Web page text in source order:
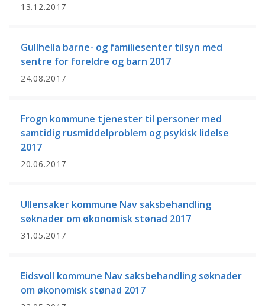
13.12.2017
Gullhella barne- og familiesenter tilsyn med
sentre for foreldre og barn 2017
24.08.2017
Frogn kommune tjenester til personer med
samtidig rusmiddelproblem og psykisk lidelse
2017
20.06.2017
Ullensaker kommune Nav saksbehandling
søknader om økonomisk stønad 2017
31.05.2017
Eidsvoll kommune Nav saksbehandling søknader
om økonomisk stønad 2017